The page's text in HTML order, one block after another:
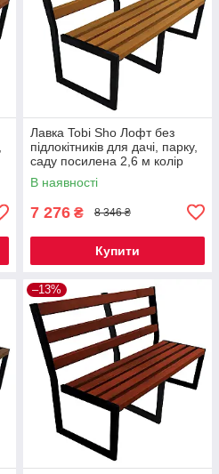
Лавка Tobi Sho Лофт без
підлокітників для дачі, парку,
саду посилена 2,6 м колір
дуб
В наявності
7 276 ₴ 8 346 ₴
Купити
–13%